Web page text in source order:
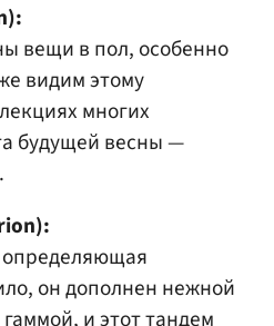
вещи в пол, особенно
видим этому
многих
будущей весны —
определяющая
он дополнен нежной
и этот тандем